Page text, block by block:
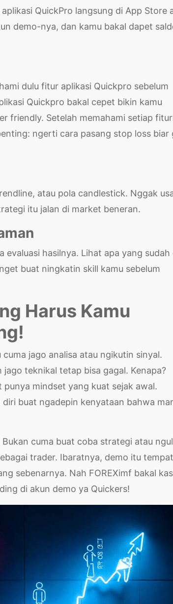
QuickPro langsung di App Store
demo-nya, dan kamu bakal dapet
dulu fitur aplikasi Quickpro sebelum
Quickpro bakal cepet bikin kamu
friendly. Setelah memahami setiap
ngerti cara pasang stop loss biar
atau pola candlestick. Nggak
itu jalan di market beneran.
evaluasi hasilnya. Lihat apa yang sudah
buat ningkatin skill kamu sebelum
Harus Kamu
jago analisa atau ngikutin sinyal.
teknikal tetap bisa gagal. Kenapa?
mindset yang kuat sejak awal.
buat ngadepin kenyataan bahwa
cuma buat coba strategi atau
trader. Ibaratnya, demo itu tempat
sebenarnya. Nah FOREXimf bakal
di akun demo ya Quickers!